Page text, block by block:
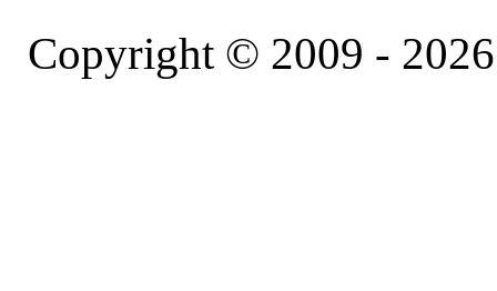
Copyright © 2009 -